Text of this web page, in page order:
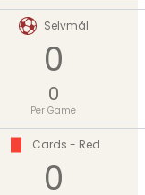
Selvmål
0
0
Per Game
Cards - Red
0